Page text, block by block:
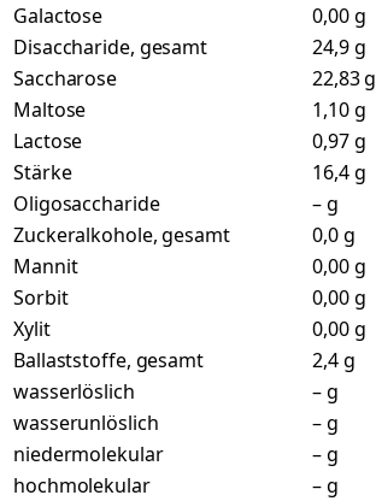
Galactose
0,00 g
Disaccharide, gesamt
24,9 g
Saccharose
22,83 g
Maltose
1,10 g
Lactose
0,97 g
Stärke
16,4 g
Oligosaccharide
– g
Zuckeralkohole, gesamt
0,0 g
Mannit
0,00 g
Sorbit
0,00 g
Xylit
0,00 g
Ballaststoffe, gesamt
2,4 g
wasserlöslich
– g
wasserunlöslich
– g
niedermolekular
– g
hochmolekular
– g